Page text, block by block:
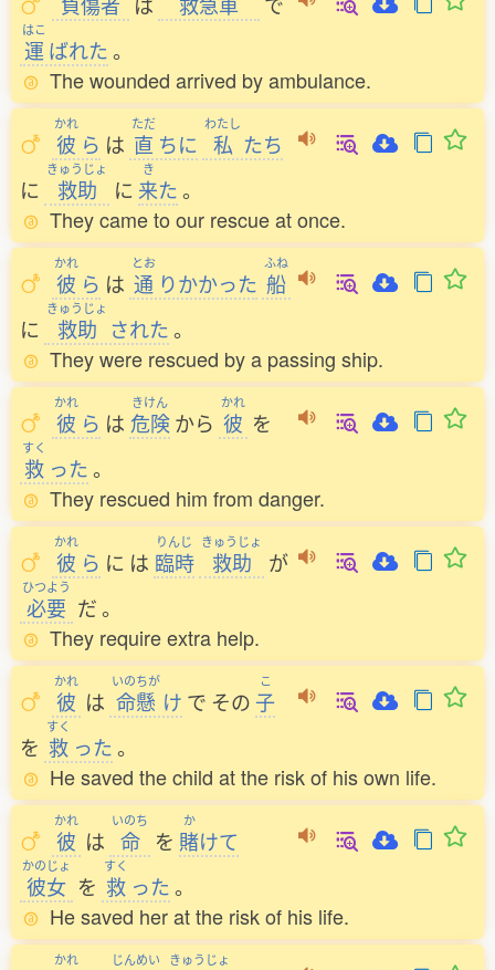
はこ
運 ばれた。
The wounded arrived by ambulance.
かれ
彼 ら は
ただ
直 ちに
わたし
私 たち
に
きゅうじょ
救助 に
き
来た。
They came to our rescue at once.
かれ
彼 ら は
とお
通 りかかった
ふね
船
に
きゅうじょ
救助 された。
They were rescued by a passing ship.
かれ
彼 ら は
きけん
危険 から
かれ
彼 を
すく
救 った。
They rescued him from danger.
かれ
彼 ら に は
りんじ
臨時
きゅうじょ
救助 が
ひつよう
必要 だ。
They require extra help.
かれ
彼 は
いのちが
命懸 け で その
こ
子
を
すく
救 った。
He saved the child at the risk of his own life.
かれ
彼 は
いのち
命 を
か
賭けて
かのじょ
彼女 を
すく
救 った。
He saved her at the risk of his life.
かれ じんめい きゅうじょ